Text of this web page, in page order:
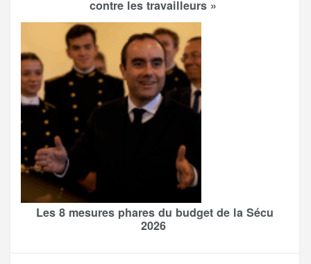
contre les travailleurs »
Les 8 mesures phares du budget de la Sécu
2026